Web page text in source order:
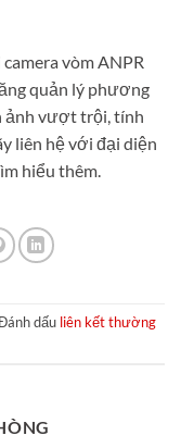
vòm ANPR
quản lý phương
ảnh vượt trội, tính
liên hệ với đại diện
hiểu thêm.
dấu liên kết thường